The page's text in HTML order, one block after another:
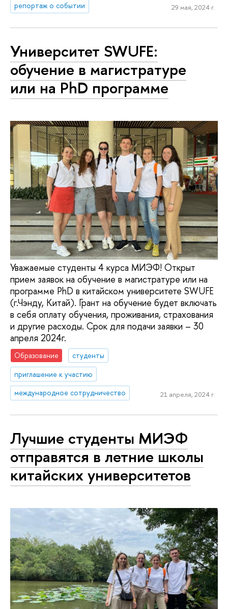
репортаж о событии
29 мая, 2024 г.
Университет SWUFE:
обучение в магистратуре
или на PhD программе
Уважаемые студенты 4 курса МИЭФ! Открыт
прием заявок на обучение в магистратуре или на
программе PhD в китайском университете SWUFE
(г.Чэнду, Китай). Грант на обучение будет включать
в себя оплату обучения, проживания, страхования
и другие расходы. Срок для подачи заявки – 30
апреля 2024г.
Образование
студенты
приглашение к участию
международное сотрудничество
21 апреля, 2024 г.
Лучшие студенты МИЭФ
отправятся в летние школы
китайских университетов